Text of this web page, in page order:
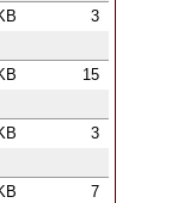
3
15
3
7